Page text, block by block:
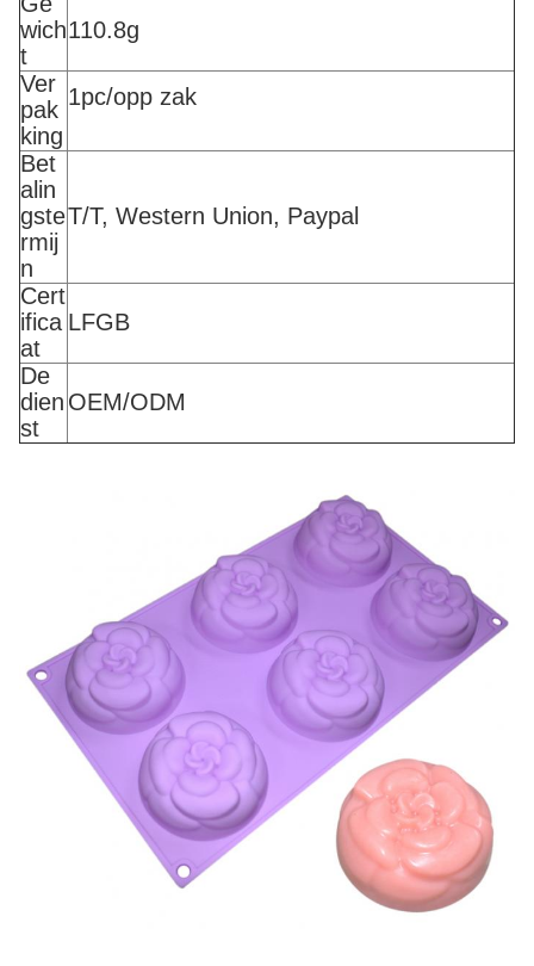
wich
t
110.8g
Ver
pak
king
1pc/opp zak
Bet
alin
gste
rmij
n
T/T, Western Union, Paypal
Cert
ifica
at
LFGB
De
dien
st
OEM/ODM